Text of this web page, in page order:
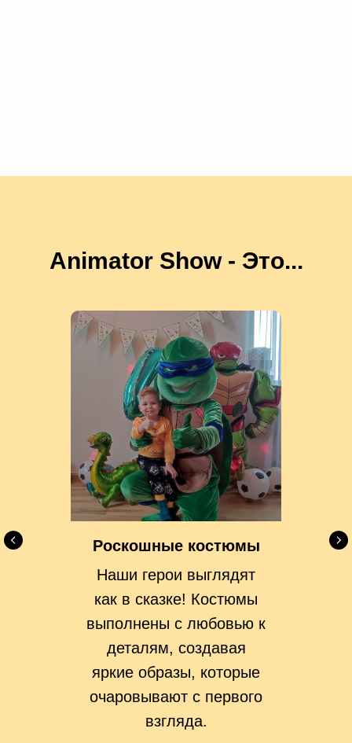
Animator Show - Это...
Роскошные костюмы
Наши герои выглядят
как в сказке! Костюмы
выполнены с любовью к
деталям, создавая
яркие образы, которые
очаровывают с первого
взгляда.